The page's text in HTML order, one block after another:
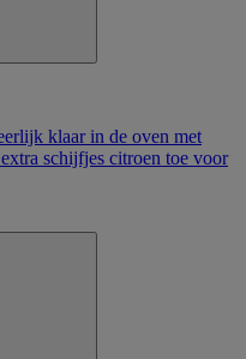
klaar in de oven met
schijfjes citroen toe voor